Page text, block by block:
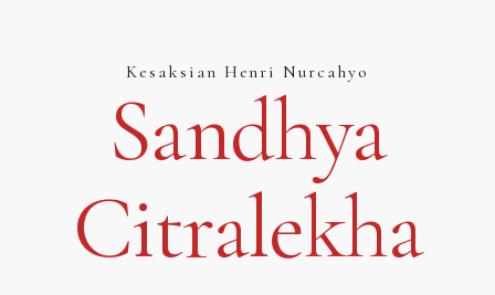
Kesaksian Henri Nurcahyo
Sandhya
Citralekha